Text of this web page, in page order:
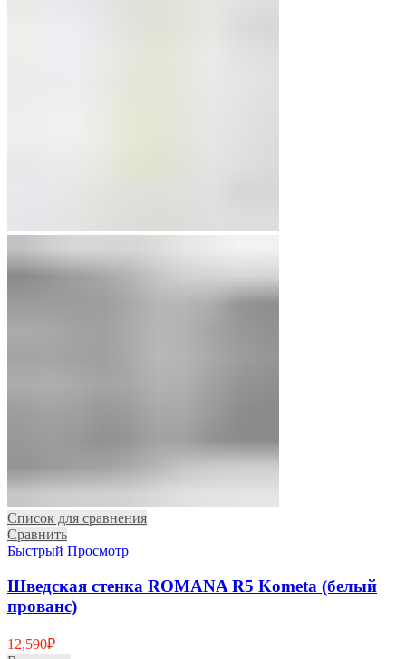
Список для сравнения
Сравнить
Быстрый Просмотр
Шведская стенка ROMANA R5 Kometa (белый
прованс)
12,590₽